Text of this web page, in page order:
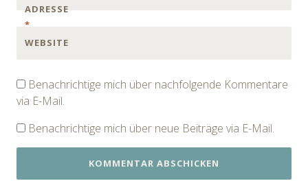
ADRESSE
*
WEBSITE
Benachrichtige mich über nachfolgende Kommentare
via E-Mail.
Benachrichtige mich über neue Beiträge via E-Mail.